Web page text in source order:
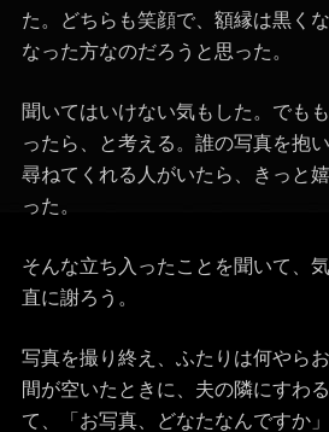
た。どちらも笑顔で、額縁は黒く
なった方なのだろうと思った。
聞いてはいけない気もした。でも
ったら、と考える。誰の写真を抱
尋ねてくれる人がいたら、きっと
った。
そんな立ち入ったことを聞いて、
直に謝ろう。
写真を撮り終え、ふたりは何やら
間が空いたときに、夫の隣にすわ
て、「お写真、どなたなんですか